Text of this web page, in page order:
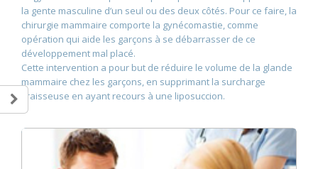
la gente masculine d’un seul ou des deux côtés. Pour ce faire, la
chirurgie mammaire comporte la gynécomastie, comme
opération qui aide les garçons à se débarrasser de ce
développement mal placé.
Cette intervention a pour but de réduire le volume de la glande
mammaire chez les garçons, en supprimant la surcharge
graisseuse en ayant recours à une liposuccion.